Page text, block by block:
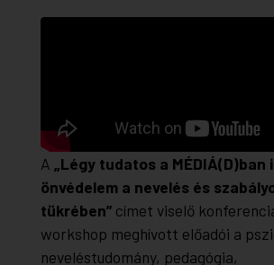
A „Légy tudatos a MÉDIÁ(D)ban
önvédelem a nevelés és
tükrében”címet viselő
workshop meghívott előadói a
neveléstudomány, pedagógia,